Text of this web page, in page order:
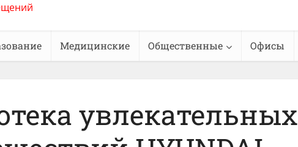
Медицинские Общественные Офисы
увлекательных